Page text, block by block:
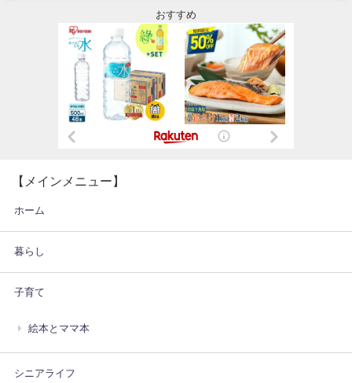
おすすめ
【メインメニュー】
ホーム
暮らし
子育て
絵本とママ本
シニアライフ